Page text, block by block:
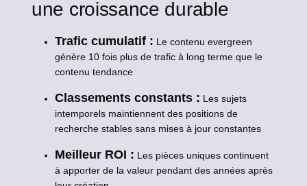
une croissance durable
Trafic cumulatif : Le contenu evergreen
génère 10 fois plus de trafic à long terme que le
contenu tendance
Classements constants : Les sujets
intemporels maintiennent des positions de
recherche stables sans mises à jour constantes
Meilleur ROI : Les pièces uniques continuent
à apporter de la valeur pendant des années après